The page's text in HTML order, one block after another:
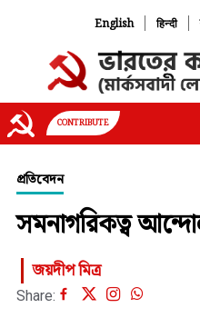
English | हिन्दी |
CONTRIBUTE
প্রতিবেদন
সমনাগরিকত্ব
জয়দীপ মিত্র
Share: